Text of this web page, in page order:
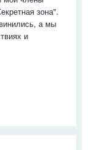
зона".
а мы
и